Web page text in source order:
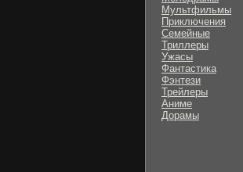
Мультфильмы
Приключения
Семейные
Триллеры
Ужасы
Фантастика
Фэнтези
Трейлеры
Аниме
Дорамы